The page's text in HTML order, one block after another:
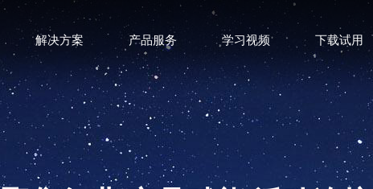
解决方案 产品服务 学习视频 下载试用